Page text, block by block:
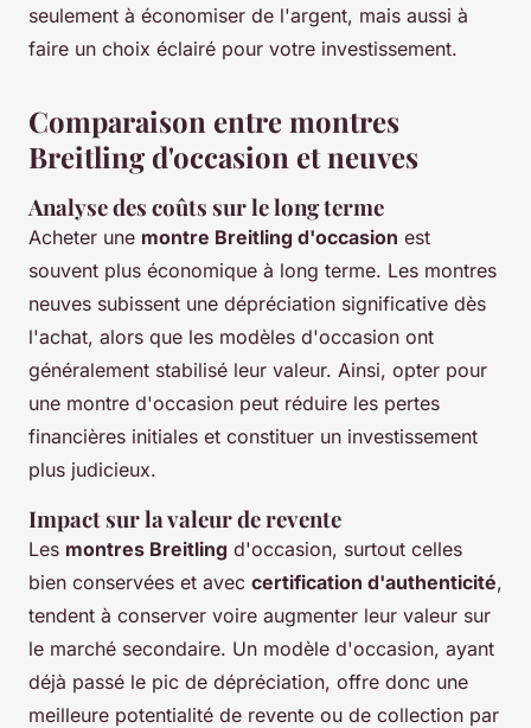
seulement à économiser de l'argent, mais aussi à
faire un choix éclairé pour votre investissement.
Comparaison entre montres
Breitling d'occasion et neuves
Analyse des coûts sur le long terme
Acheter une montre Breitling d'occasion est
souvent plus économique à long terme. Les montres
neuves subissent une dépréciation significative dès
l'achat, alors que les modèles d'occasion ont
généralement stabilisé leur valeur. Ainsi, opter pour
une montre d'occasion peut réduire les pertes
financières initiales et constituer un investissement
plus judicieux.
Impact sur la valeur de revente
Les montres Breitling d'occasion, surtout celles
bien conservées et avec certification d'authenticité,
tendent à conserver voire augmenter leur valeur sur
le marché secondaire. Un modèle d'occasion, ayant
déjà passé le pic de dépréciation, offre donc une
meilleure potentialité de revente ou de collection par